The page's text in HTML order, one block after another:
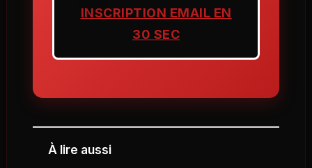
INSCRIPTION EMAIL EN
30 SEC
À lire aussi